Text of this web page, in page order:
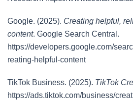
Google. (2025). Creating helpful,
content. Google Search Central.
https://developers.google.com/
reating-helpful-content
TikTok Business. (2025). TikTok
https://ads.tiktok.com/business/